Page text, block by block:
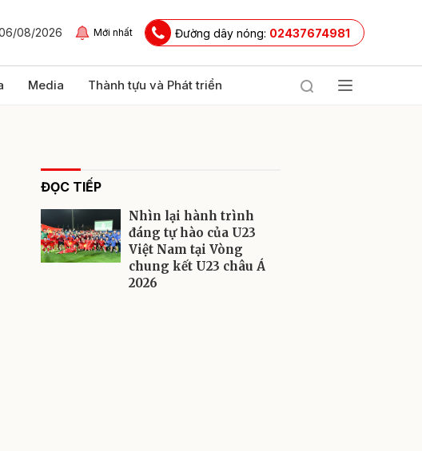
08/2026 Mới nhất Đường dây nóng: 02437674981
Media Thành tựu và Phát triển
ĐỌC TIẾP
Nhìn lại hành trình
đáng tự hào của U23
Việt Nam tại Vòng
chung kết U23 châu Á
2026
Gửi